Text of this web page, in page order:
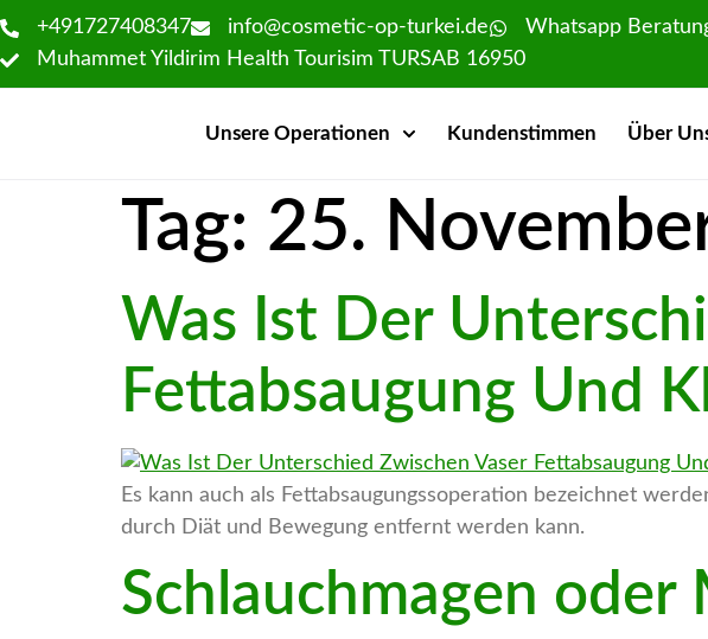
+491727408347 info@cosmetic-op-turkei.de
Whatsapp
Muhammet Yildirim Health Tourisim TURSAB 16950
Unsere Operationen Kundenstimmen Über
Tag: 25.
Was Ist Der
Fettabsaugung Und
Es kann auch als Fettabsaugungssoperation bezeichnet
durch Diät und Bewegung entfernt werden kann.
Schlauchmagen oder